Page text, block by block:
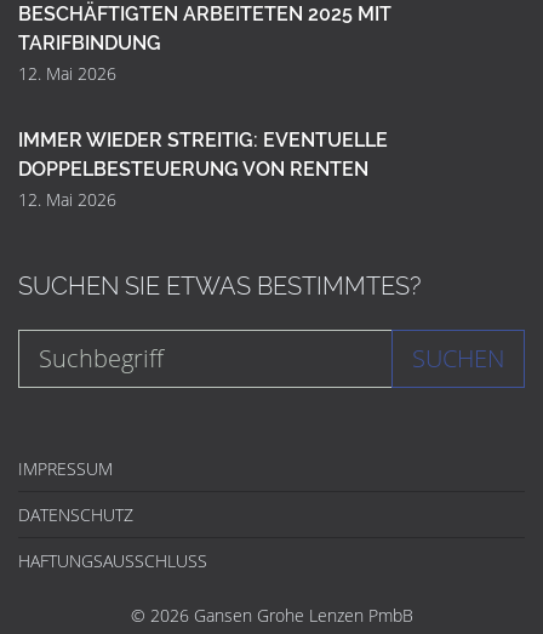
BESCHÄFTIGTEN ARBEITETEN 2025 MIT
TARIFBINDUNG
12. Mai 2026
IMMER WIEDER STREITIG: EVENTUELLE
DOPPELBESTEUERUNG VON RENTEN
12. Mai 2026
SUCHEN SIE ETWAS BESTIMMTES?
SUCHEN
IMPRESSUM
DATENSCHUTZ
HAFTUNGSAUSSCHLUSS
© 2026 Gansen Grohe Lenzen PmbB